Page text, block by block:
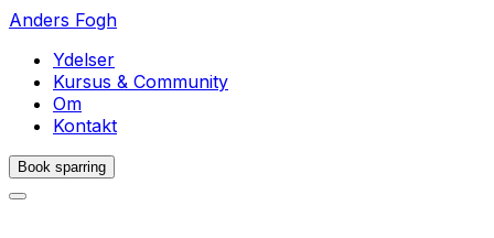
Anders Fogh
Ydelser
Kursus & Community
Om
Kontakt
Book sparring